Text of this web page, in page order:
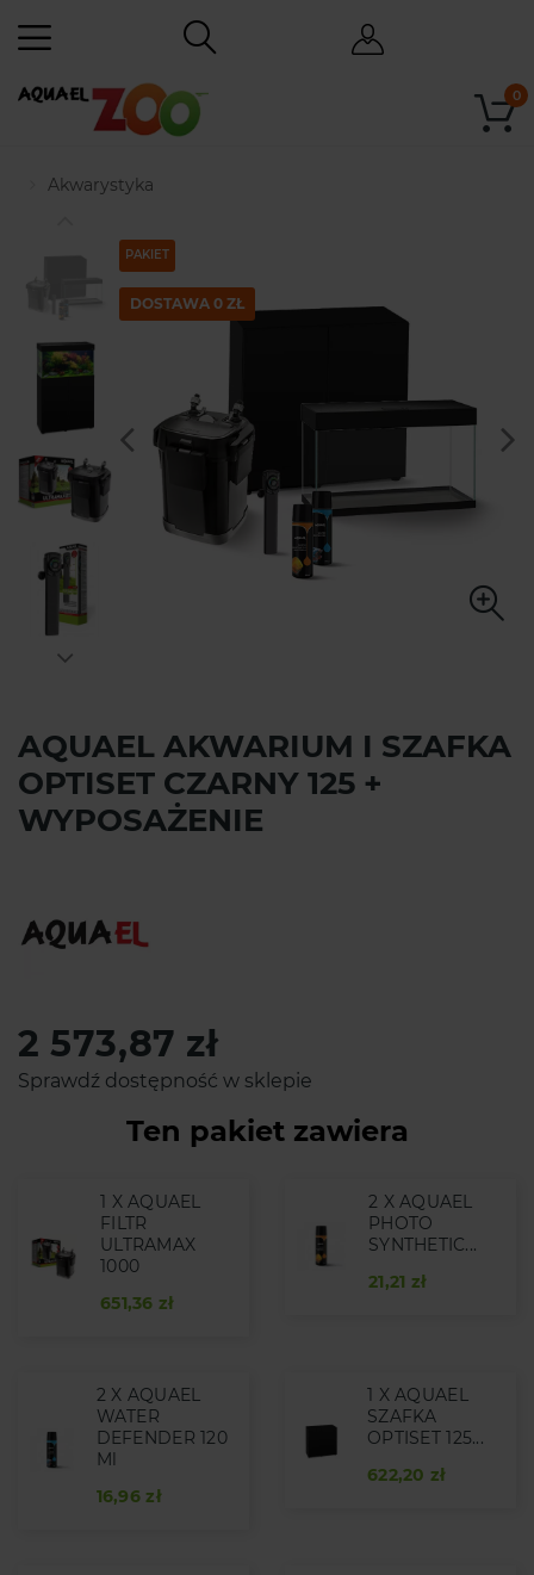
0
Akwarystyka
PAKIET
DOSTAWA 0 ZŁ
AQUAEL AKWARIUM I SZAFKA
OPTISET CZARNY 125 +
WYPOSAŻENIE
2 573,87 zł
Sprawdź dostępność w sklepie
Ten pakiet zawiera
1 X AQUAEL
FILTR
ULTRAMAX
1000
651,36 zł
2 X AQUAEL
PHOTO
SYNTHETIC...
21,21 zł
2 X AQUAEL
WATER
DEFENDER 120
Ml
16,96 zł
1 X AQUAEL
SZAFKA
OPTISET 125...
622,20 zł